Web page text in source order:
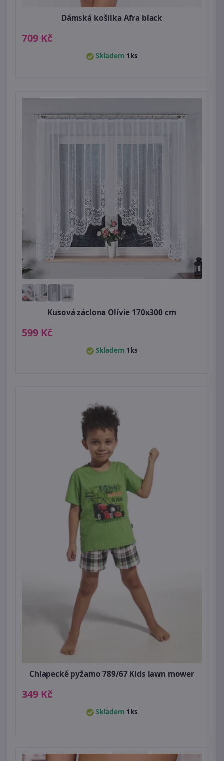
Dámská košilka Afra black
709 Kč
Skladem 1ks
Kusová záclona Olívie 170x300 cm
599 Kč
Skladem 1ks
Chlapecké pyžamo 789/67 Kids lawn mower
349 Kč
Skladem 1ks